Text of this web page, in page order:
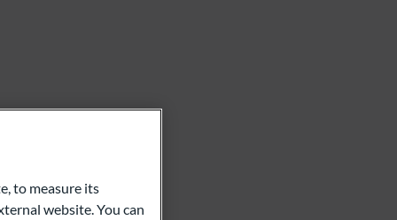
to measure its
website. You can